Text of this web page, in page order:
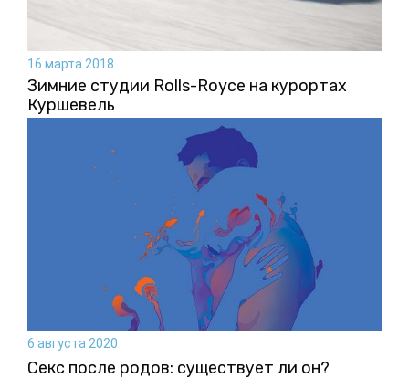
16 марта 2018
Зимние студии Rolls-Royce на курортах
Куршевель
6 августа 2020
Секс после родов: существует ли он?